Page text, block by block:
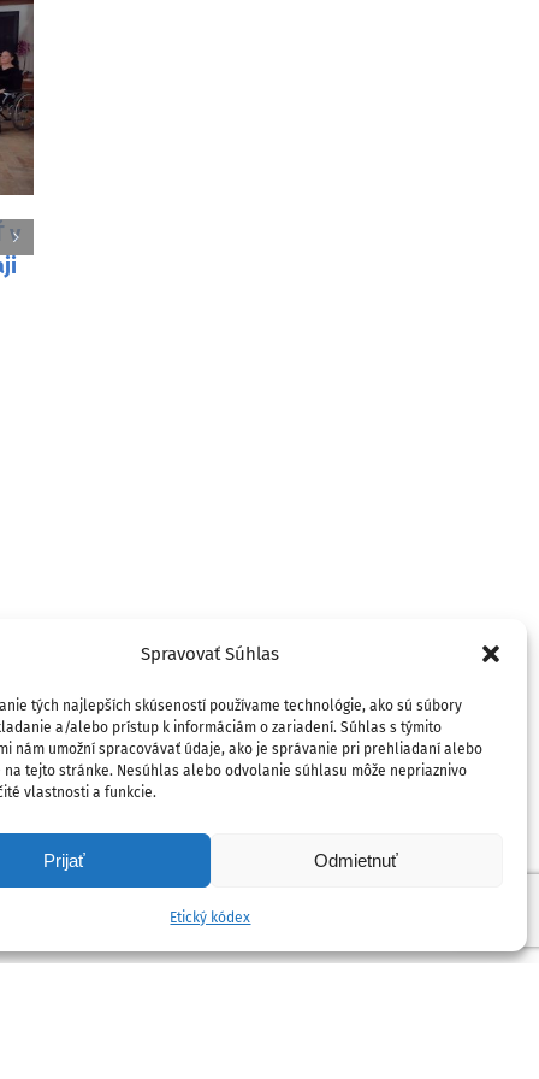
Spravovať Súhlas
tých najlepších skúseností používame technológie, ako sú súbory
a/alebo prístup k informáciám o zariadení. Súhlas s týmito
nám umožní spracovávať údaje, ako je správanie pri prehliadaní alebo
na tejto stránke. Nesúhlas alebo odvolanie súhlasu môže nepriaznivo
vlastnosti a funkcie.
Prijať Odmietnuť
Etický kódex
slamené medvede